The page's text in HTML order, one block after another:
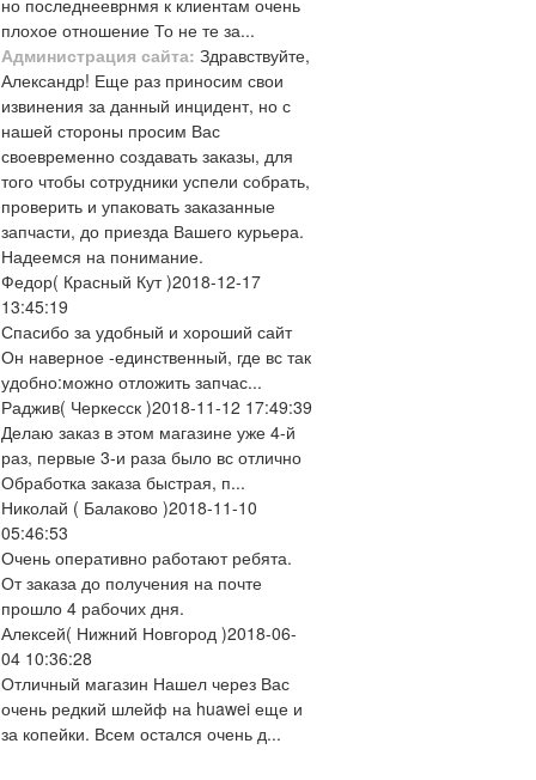
но последнееврнмя к клиентам очень
плохое отношение То не те за...
Администрация сайта: Здравствуйте,
Александр! Еще раз приносим свои
извинения за данный инцидент, но с
нашей стороны просим Вас
своевременно создавать заказы, для
того чтобы сотрудники успели собрать,
проверить и упаковать заказанные
запчасти, до приезда Вашего курьера.
Надеемся на понимание.
Федор( Красный Кут )2018-12-17
13:45:19
Спасибо за удобный и хороший сайт
Он наверное -единственный, где вс так
удобно:можно отложить запчас...
Раджив( Черкесск )2018-11-12 17:49:39
Делаю заказ в этом магазине уже 4-й
раз, первые 3-и раза было вс отлично
Обработка заказа быстрая, п...
Николай ( Балаково )2018-11-10
05:46:53
Очень оперативно работают ребята.
От заказа до получения на почте
прошло 4 рабочих дня.
Алексей( Нижний Новгород )2018-06-
04 10:36:28
Отличный магазин Нашел через Вас
очень редкий шлейф на huawei еще и
за копейки. Всем остался очень д...